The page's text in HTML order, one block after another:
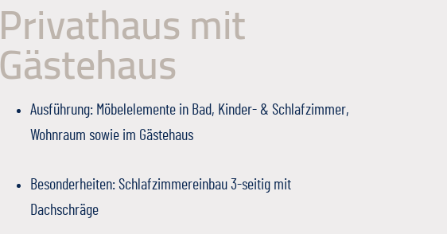
Privathaus mit
Gästehaus
Ausführung: Möbelelemente in Bad, Kinder- & Schlafzimmer,
Wohnraum sowie im Gästehaus
Besonderheiten: Schlafzimmereinbau 3-seitig mit
Dachschräge